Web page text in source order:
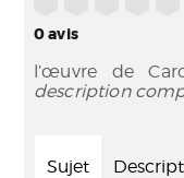
0avis
l’œuvre de
description
Sujet